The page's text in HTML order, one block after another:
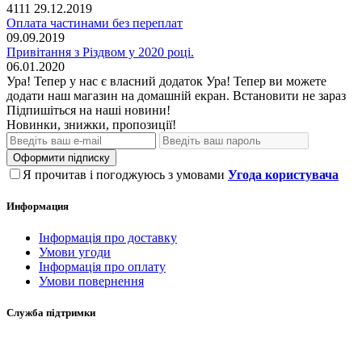
4111 29.12.2019
Оплата частинами без переплат
09.09.2019
Привітання з Різдвом у 2020 році.
06.01.2020
Ура! Тепер у нас є власний додаток Ура! Тепер ви можете
додати наш магазин на домашній екран. Встановити не зараз
Підпишіться на наші новини!
Новинки, знижки, пропозиції!
Оформити підписку
Я прочитав і погоджуюсь з умовами Угода користувача
Информация
Інформація про доставку
Умови угоди
Інформація про оплату
Умови повернення
Служба підтримки